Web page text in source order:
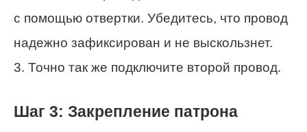
с помощью отвертки. Убедитесь, что провод
надежно зафиксирован и не выскользнет.
3. Точно так же подключите второй провод.
Шаг 3: Закрепление патрона